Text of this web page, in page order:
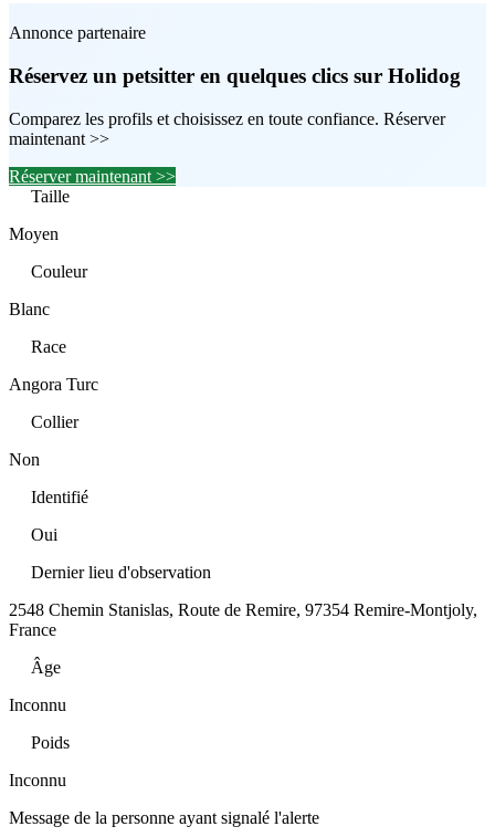
Annonce partenaire
Réservez un petsitter en quelques clics sur Holidog
Comparez les profils et choisissez en toute confiance. Réserver
maintenant >>
Réserver maintenant >>
Taille
Moyen
Couleur
Blanc
Race
Angora Turc
Collier
Non
Identifié
Oui
Dernier lieu d'observation
2548 Chemin Stanislas, Route de Remire, 97354 Remire-Montjoly,
France
Âge
Inconnu
Poids
Inconnu
Message de la personne ayant signalé l'alerte